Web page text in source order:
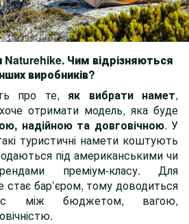
Naturehike. Чим відрізняються
виробників?
про те, як вибрати намет,
хоче отримати модель, яка буде
надійною та довговічною. У
туристичні намети коштують
під американськими чи
преміум-класу. Для
стає бар’єром, тому доводиться
між бюджетом, вагою,